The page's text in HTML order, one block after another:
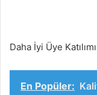
Daha İyi Üye
En Popüler: